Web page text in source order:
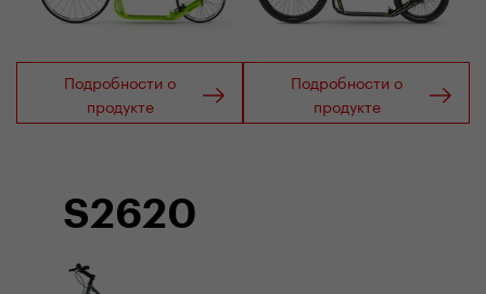
Подробности о
продукте
Подробности о
продукте
S2620